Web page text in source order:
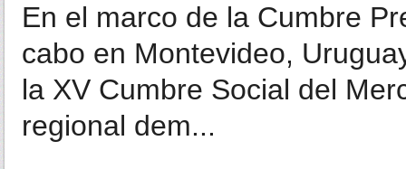
En el marco de la Cumbre
cabo en Montevideo,
la XV Cumbre Social del
regional dem...